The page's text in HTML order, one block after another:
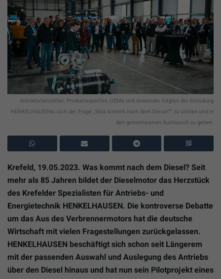
Antriebshersteller, Produktexperten, OEMs und Anwender folgten der Einladung
HENKELHAUSENs sich der Frage „Was kommt nach dem Diesel?“ zu stellen und in
den gemeinsamen Austausch zu gehen.
Krefeld, 19.05.2023. Was kommt nach dem Diesel? Seit
mehr als 85 Jahren bildet der Dieselmotor das Herzstück
des Krefelder Spezialisten für Antriebs- und
Energietechnik HENKELHAUSEN. Die kontroverse Debatte
um das Aus des Verbrennermotors hat die deutsche
Wirtschaft mit vielen Fragestellungen zurückgelassen.
HENKELHAUSEN beschäftigt sich schon seit Längerem
mit der passenden Auswahl und Auslegung des Antriebs
über den Diesel hinaus und hat nun sein Pilotprojekt eines